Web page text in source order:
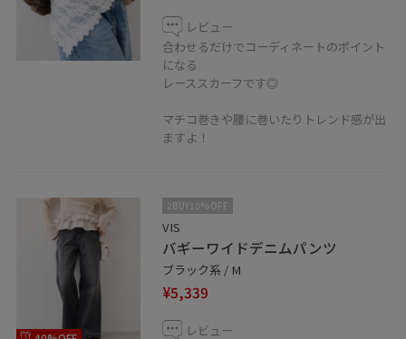
レビュー
合わせるだけでコーディネートのポイント
になる
レーススカーフです◎
マチコ巻きや腰に巻いたりトレンド感が出
ますよ！
2BUY10%OFF
VIS
バギーワイドデニムパンツ
ブラック系 / M
¥5,339
レビュー